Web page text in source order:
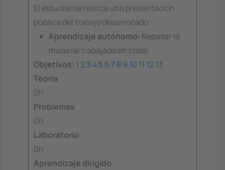
El estudiante realiza una presentación
pública del trabajo desarrollado
Aprendizaje autónomo: Repasar el
material trabajado en clase
Objetivos: 1 23 456 7 8 9 10 11 1213
Teoría
2h
Problemas
0h
Laboratorio
0h
Aprendizaje dirigido